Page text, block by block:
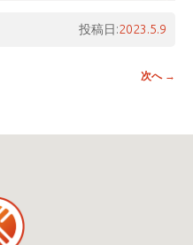
投稿日:2023.5.9
次へ →